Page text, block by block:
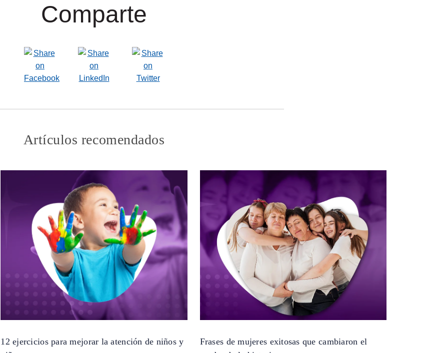
Comparte
Artículos recomendados
12 ejercicios para mejorar la atención de niños y
Frases de mujeres exitosas que cambiaron el